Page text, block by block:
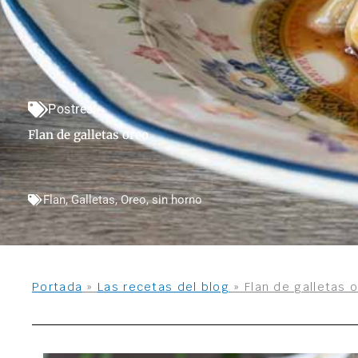
Postres
Flan de galletas oreo
Flan,Galletas,Oreo,sin horno
Portada » Las recetas del blog » Flan de galletas